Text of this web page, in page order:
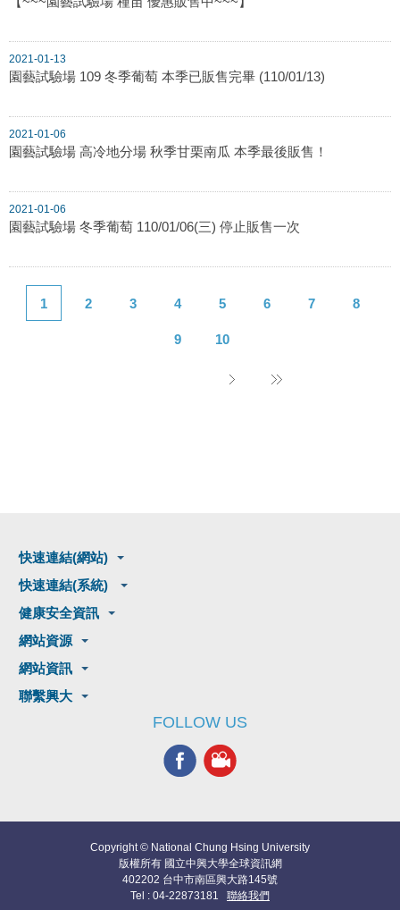
2021-01-13
園藝試驗場 109 冬季葡萄 本季已販售完畢 (110/01/13)
2021-01-06
園藝試驗場 高冷地分場 秋季甘栗南瓜 本季最後販售！
2021-01-06
園藝試驗場 冬季葡萄 110/01/06(三) 停止販售一次
1 2 3 4 5 6 7 8
9 10
快速連結(網站)
快速連結(系統)
健康安全資訊
網站資源
網站資訊
聯繫興大
FOLLOW US
Copyright © National Chung Hsing University
版權所有 國立中興大學全球資訊網
402202 台中市南區興大路145號
Tel : 04-22873181 聯絡我們